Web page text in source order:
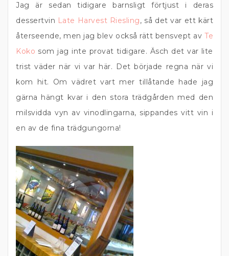
Jag är sedan tidigare barnsligt förtjust i deras
dessertvin Late Harvest Riesling, så det var ett kärt
återseende, men jag blev också rätt bensvept av Te
Koko som jag inte provat tidigare. Äsch det var lite
trist väder när vi var här. Det började regna när vi
kom hit. Om vädret vart mer tillåtande hade jag
gärna hängt kvar i den stora trädgården med den
milsvidda vyn av vinodlingarna, sippandes vitt vin i
en av de fina trädgungorna!